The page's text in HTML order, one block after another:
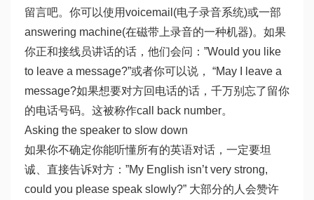
留言吧。你可以使用voicemail(电子录音系统)或一部
answering machine(在磁带上录音的一种机器)。如果
你正和接线员讲话的话，他们会问：”Would you like
to leave a message?”或者你可以说， “May I leave a
message?如果想要对方回电话的话，千万别忘了留你
的电话号码。这被称作call back number。
Asking the speaker to slow down
如果你不确定你能听懂所有的英语对话，一定要坦
诚、直接告诉对方：”My English isn’t very strong,
could you please speak slowly?” 大部分的人会赞许